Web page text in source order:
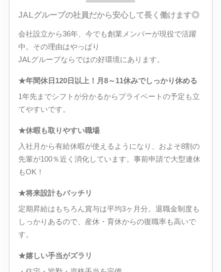
JALグループの社員だから安心して長く働けます◎
会社設立から36年、今でも創業メンバーが現役で活躍
中。その理由はやっぱり
JALグループならではの好環境にあります。
★年間休日120日以上！月8～11休みでしっかり休める
1年先までシフトが分かるからプライベートの予定も立
てやすいです。
★休暇も取りやすい職場
入社月から有給休暇が使えるようになり、およそ8割の
先輩が100％近く消化しています。事前申請で大型連休
もOK！
★将来設計もバッチリ
定期昇給はもちろん賞与は平均3ヶ月分。退職金制度も
しっかりあるので、産休・育休からの復職率も高いで
す。
★嬉しい手当がズラリ